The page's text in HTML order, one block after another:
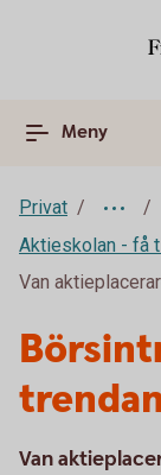
Meny
Privat
Aktieskolan - få
Van
Van